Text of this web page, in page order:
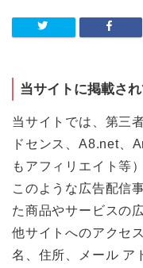
当サイトに掲載さ
当サイトでは、第三
ドセンス、A8.net、
もアフィリエイト等
このような広告配信
た商品やサービスの
他サイトへのアクセ
名、住所、メール ア